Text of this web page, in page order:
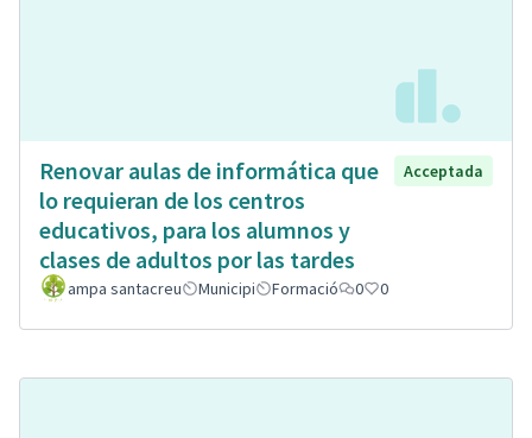
Renovar aulas de informática que
lo requieran de los centros
educativos, para los alumnos y
clases de adultos por las tardes
Acceptada
ampa santacreu Municipi Formació 0 0